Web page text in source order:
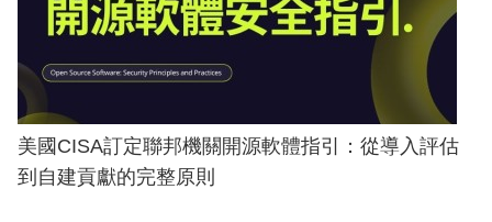
美國CISA訂定聯邦機關開源軟體指引：從導入評估
到自建貢獻的完整原則